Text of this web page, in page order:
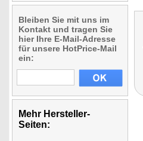
Bleiben Sie mit uns im
Kontakt und tragen Sie
hier Ihre E-Mail-Adresse
für unsere HotPrice-Mail
ein:
Mehr Hersteller-
Seiten: